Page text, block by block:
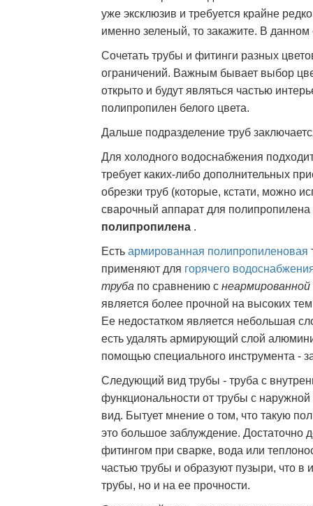
уже эксклюзив и требуется крайне
именно зеленый, то закажите. В данном
Сочетать трубы и фитинги разных
ограничений. Важным бывает выбор
открыто и будут являться частью
полипропилен белого цвета.
Дальше подразделение труб
Для холодного водоснабжения
требует каких-либо дополнительных
обрезки труб (которые, кстати, можно
сварочный аппарат для
полипропилена .
Есть армированная полипропиленовая
применяют для горячего
труба по сравнению с неармированной
является более прочной на высоких
Ее недостатком является небольшая
есть удалять армирующий слой
помощью специального инструмента -
Следующий вид трубы - труба с
функциональности от трубы с
вид. Бытует мнение о том, что такую
это большое заблуждение. Достаточно
фитингом при сварке, вода или
частью трубы и образуют пузыри, что в
трубы, но и на ее прочности.